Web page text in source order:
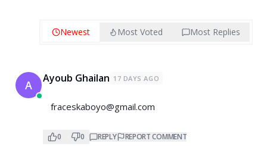
Newest Most Voted Most Replies
A Ayoub Ghailan 17 DAYS AGO
fraceskaboyo@gmail.com
0 0 REPLY REPORT COMMENT